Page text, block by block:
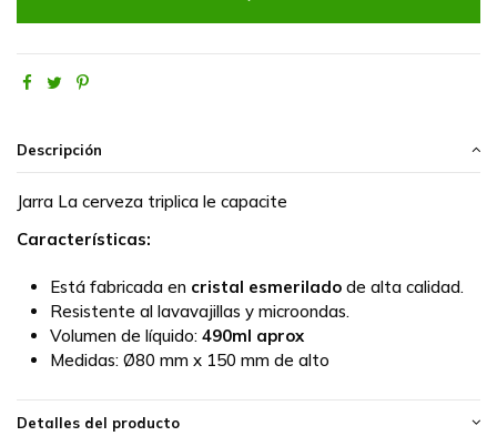
Descripción
Jarra La cerveza triplica le capacite
Características:
Está fabricada en cristal esmerilado de alta calidad.
Resistente al lavavajillas y microondas.
Volumen de líquido: 490ml aprox
Medidas: Ø80 mm x 150 mm de alto
Detalles del producto